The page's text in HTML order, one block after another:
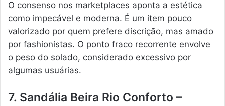
O consenso nos marketplaces aponta a estética
como impecável e moderna. É um item pouco
valorizado por quem prefere discrição, mas amado
por fashionistas. O ponto fraco recorrente envolve
o peso do solado, considerado excessivo por
algumas usuárias.
7. Sandália Beira Rio Conforto –